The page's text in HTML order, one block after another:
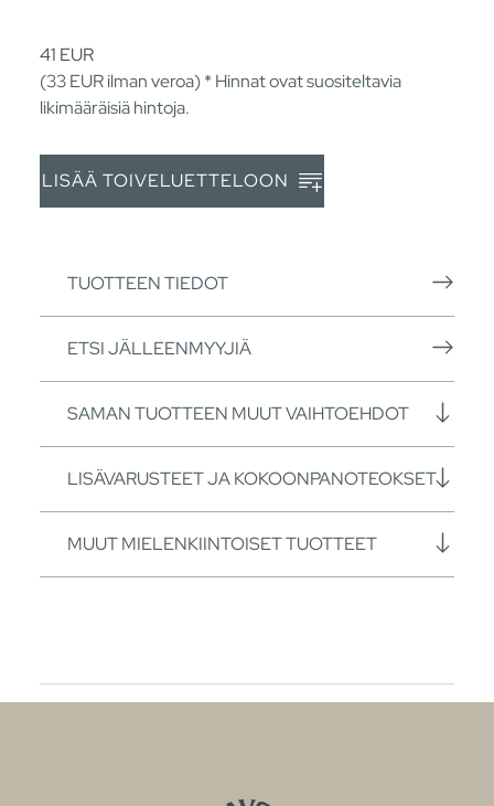
41 EUR
(33EURilman veroa) * Hinnat ovat suositeltavia
likimääräisiä hintoja.
LISÄÄ TOIVELUETTELOON
TUOTTEEN TIEDOT
ETSI JÄLLEENMYYJIÄ
SAMAN TUOTTEEN MUUT VAIHTOEHDOT
LISÄVARUSTEET JA KOKOONPANOTEOKSET
MUUT MIELENKIINTOISET TUOTTEET